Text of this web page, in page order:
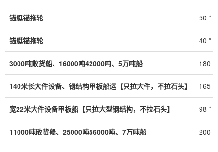
锚艇锚拖轮 50 *
锚艇锚拖轮 40 *
3000吨散货船、16000吨42000吨、5万吨船 180 *
140米长大件设备、钢结构甲板船运【只拉大件，不拉石头】 165 *
宽22米大件设备甲板船【只拉大型钢结构，不拉石头】 98 *
11000吨散货船、25000吨56000吨、7万吨船 200 *